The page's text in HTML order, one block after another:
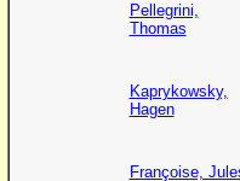
Pellegrini,
Thomas
Kaprykowsky,
Hagen
Françoise,